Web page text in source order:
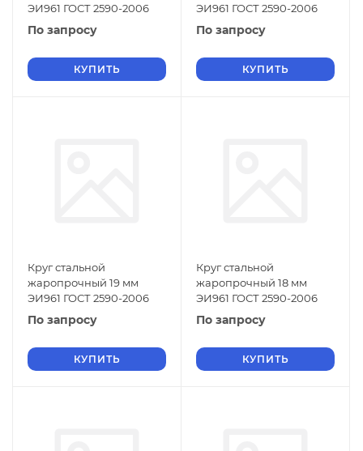
ЭИ961 ГОСТ 2590-2006
По запросу
КУПИТЬ
ЭИ961 ГОСТ 2590-2006
По запросу
КУПИТЬ
Круг стальной
жаропрочный 19 мм
ЭИ961 ГОСТ 2590-2006
По запросу
КУПИТЬ
Круг стальной
жаропрочный 18 мм
ЭИ961 ГОСТ 2590-2006
По запросу
КУПИТЬ